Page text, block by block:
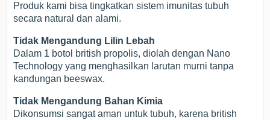
Produk kami bisa tingkatkan sistem imunitas tubuh
secara natural dan alami.
Tidak Mengandung Lilin Lebah
Dalam 1 botol british propolis, diolah dengan Nano
Technology yang menghasilkan larutan murni tanpa
kandungan beeswax.
Tidak Mengandung Bahan Kimia
Dikonsumsi sangat aman untuk tubuh, karena british